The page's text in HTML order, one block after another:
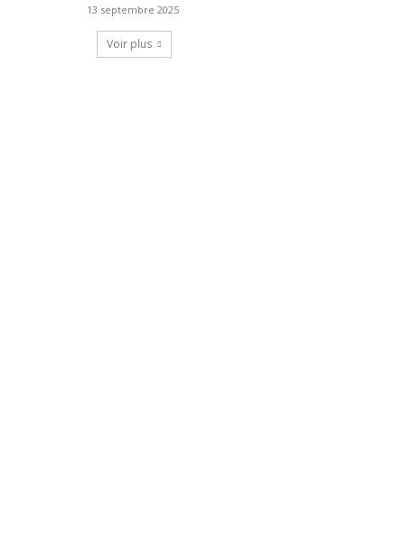
13 septembre 2025
Voir plus